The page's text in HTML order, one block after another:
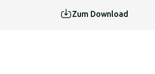
Zum Download